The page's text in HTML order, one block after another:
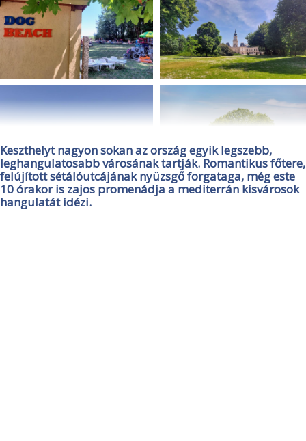
Keszthelyt nagyon sokan az ország egyik legszebb,
leghangulatosabb városának tartják. Romantikus főtere,
felújított sétálóutcájának nyüzsgő forgataga, még este
10 órakor is zajos promenádja a mediterrán kisvárosok
hangulatát idézi.